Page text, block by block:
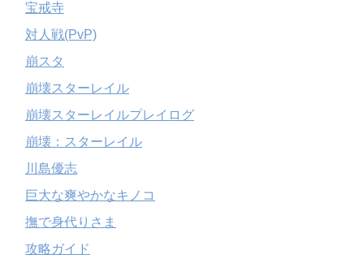
宝戒寺
対人戦(PvP)
崩スタ
崩壊スターレイル
崩壊スターレイルプレイログ
崩壊：スターレイル
川島優志
巨大な爽やかなキノコ
撫で身代りさま
攻略ガイド